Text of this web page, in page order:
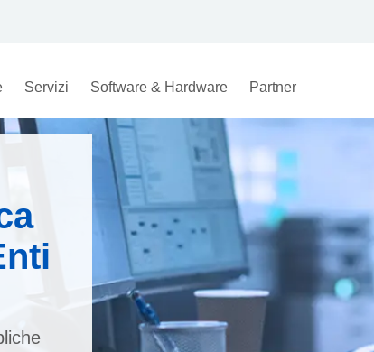
Servizi Software & Hardware Partner